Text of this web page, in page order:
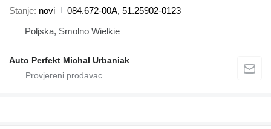
Stanje novi
084.672-00A, 51.25902-0123
Poljska, Smolno Wielkie
Auto Perfekt Michał Urbaniak